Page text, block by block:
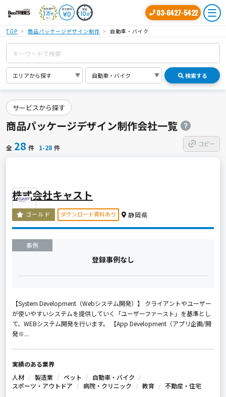
03-6427-5422
TOP 商品パッケージデザイン制作 自動車・バイク
検索する
サービスから探す
商品パッケージデザイン制作会社一覧
コピー
全 28 件 1-28 件
株式会社キャスト
ゴールド ダウンロード資料あり 静岡県
事例
登録事例なし
【System Development（Webシステム開発）】 クライアントやユーザー
が使いやすいシステムを提供していく「ユーザーファースト」を基準とし
て、WEBシステム開発を行います。 【App Development（アプリ企画/開
発※...
実績のある業界
人材
製造業 ペット
自動車・バイク
スポーツ・アウトドア
病院・クリニック 教育 不動産・住宅